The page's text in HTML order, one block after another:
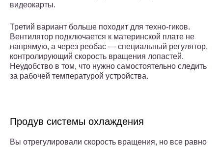
видеокарты.
Третий вариант больше походит для техно-гиков.
Вентилятор подключается к материнской плате не
напрямую, а через реобас — специальный регулятор,
контролирующий скорость вращения лопастей.
Неудобство в том, что нужно самостоятельно следить
за рабочей температурой устройства.
Продув системы охлаждения
Вы отрегулировали скорость вращения, но все равно